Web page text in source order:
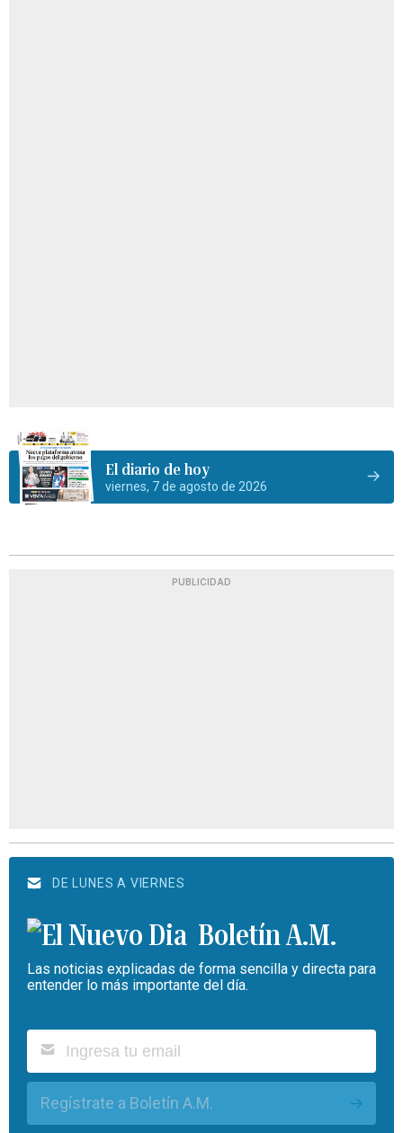
El diario de hoy
viernes, 7 de agosto de 2026
PUBLICIDAD
DE LUNES A VIERNES
Boletín A.M.
Las noticias explicadas de forma sencilla y directa para
entender lo más importante del día.
Regístrate a Boletín A.M.